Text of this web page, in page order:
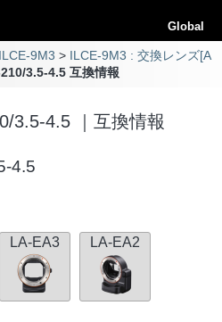
Global
9M3
ILCE-9M3 : 交換レンズ[A
3.5-4.5 互換情報
3.5-4.5 ｜互換情報
4.5
LA-EA3 LA-EA2